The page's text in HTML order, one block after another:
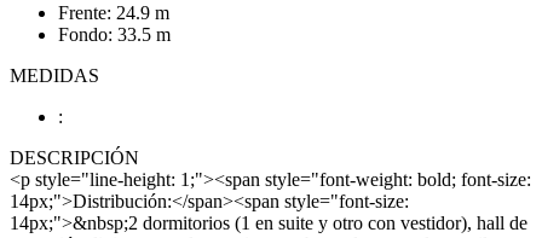
Frente: 24.9 m
Fondo: 33.5 m
MEDIDAS
:
DESCRIPCIÓN
<p style="line-height: 1;"><span style="font-weight: bold; font-size:
14px;">Distribución:</span><span style="font-size:
14px;">&nbsp;2 dormitorios (1 en suite y otro con vestidor), hall de